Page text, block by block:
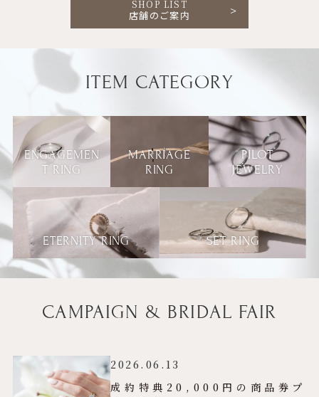
SHOP LIST
店舗のご案内
ITEM CATEGORY
ENGAGEMEN
T RING
MARRIAGE
RING
PILOT
JEWELRY
ETERNITY RING SET RING
CAMPAIGN & BRIDAL FAIR
2026.06.13
成約特典20,000円の商品券プ